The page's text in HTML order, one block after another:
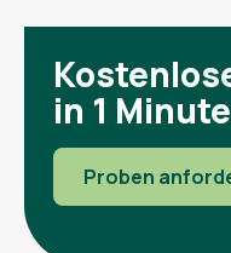
in 1
Proben